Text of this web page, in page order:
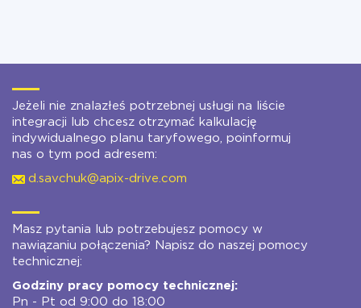
Jeżeli nie znalazłeś potrzebnej usługi na liście
integracji lub chcesz otrzymać kalkulację
indywidualnego planu taryfowego, poinformuj
nas o tym pod adresem:
d.savchuk@apix-drive.com
Masz pytania lub potrzebujesz pomocy w
nawiązaniu połączenia? Napisz do naszej pomocy
technicznej:
Godziny pracy pomocy technicznej:
Pn - Pt od 9:00 do 18:00